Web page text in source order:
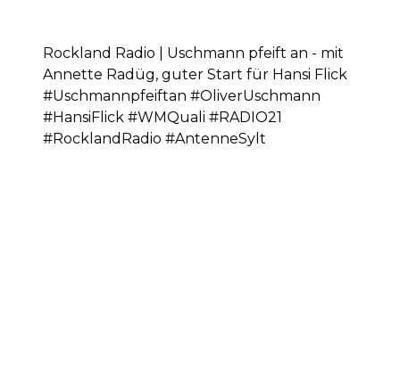
Rockland Radio | Uschmann pfeift an - mit
Annette Radüg, guter Start für Hansi Flick
#Uschmannpfeiftan #OliverUschmann
#HansiFlick #WMQuali #RADIO21
#RocklandRadio #AntenneSylt